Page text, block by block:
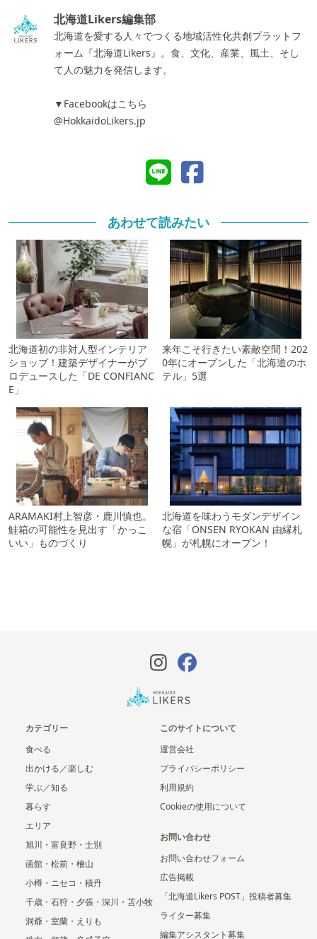
北海道Likers編集部
北海道を愛する人々でつくる地域活性化共創プラットフ
ォーム『北海道Likers』。食、文化、産業、風土、そし
て人の魅力を発信します。
▼Facebookはこちら
@HokkaidoLikers.jp
あわせて読みたい
北海道初の非対人型インテリア
ショップ！建築デザイナーがプ
ロデュースした「DE CONFIANC
E」
来年こそ行きたい素敵空間！202
0年にオープンした「北海道のホ
テル」5選
ARAMAKI村上智彦・鹿川慎也。
鮭箱の可能性を見出す「かっこ
いい」ものづくり
北海道を味わうモダンデザイン
な宿「ONSEN RYOKAN 由縁札
幌」が札幌にオープン！
カテゴリー
食べる
出かける／楽しむ
学ぶ／知る
暮らす
エリア
旭川・富良野・士別
函館・松前・檜山
小樽・ニセコ・積丹
千歳・石狩・夕張・深川・苫小牧
洞爺・室蘭・えりも
このサイトについて
運営会社
プライバシーポリシー
利用規約
Cookieの使用について
お問い合わせ
お問い合わせフォーム
広告掲載
「北海道Likers POST」投稿者募集
ライター募集
編集アシスタント募集